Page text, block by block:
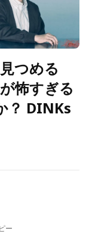
つめる
怖すぎる
？ DINKs
ー